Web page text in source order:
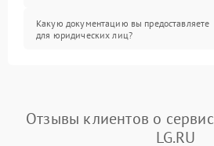
Какую документацию вы предоставляете
для юридических лиц?
Отзывы клиентов о
LG.RU